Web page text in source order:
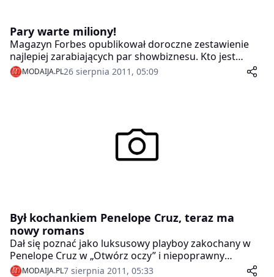
Pary warte miliony!
Magazyn Forbes opublikował doroczne zestawienie
najlepiej zarabiających par showbiznesu. Kto jest
obecnie na topie?
MODAIJA.PL26 sierpnia 2011, 05:09
Był kochankiem Penelope Cruz, teraz ma
nowy romans
Dał się poznać jako luksusowy playboy zakochany w
Penelope Cruz w „Otwórz oczy” i niepoprawny
podrywacz w „Transsiberian”.
MODAIJA.PL7 sierpnia 2011, 05:33